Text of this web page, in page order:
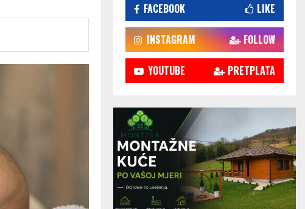
FACEBOOK LIKE
INSTAGRAM FOLLOW
YOUTUBE PRETPLATA